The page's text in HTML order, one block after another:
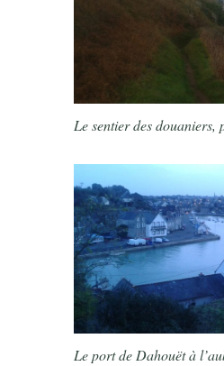
Le sentier des douaniers,
Le port de Dahouët à